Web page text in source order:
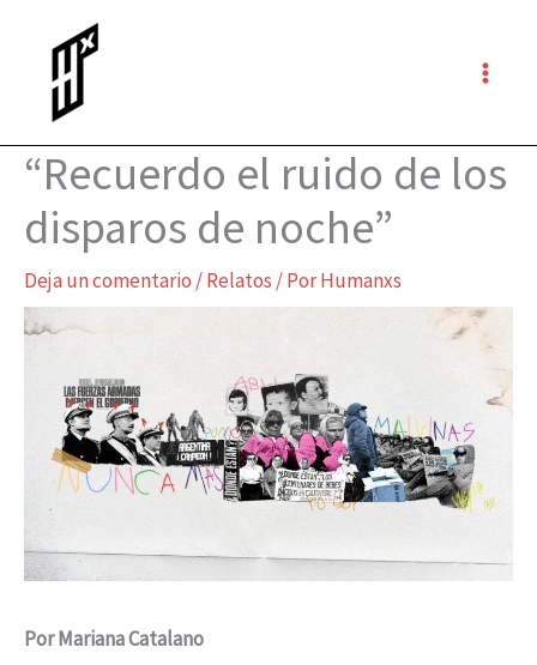
contenido
“Recuerdo el ruido de los
disparos de noche”
Deja un comentario /Relatos / PorHumanxs
Por Mariana Catalano